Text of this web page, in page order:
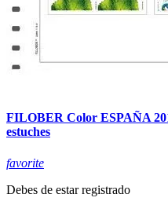
FILOBER Color ESPAÑA
estuches
favorite
Debes de estar registrado